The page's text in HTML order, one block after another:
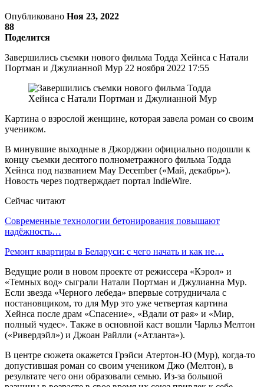
Опубликовано Ноя 23, 2022
88
Поделится
Завершились съемки нового фильма Тодда Хейнса с Натали
Портман и Джулианной Мур 22 ноября 2022 17:55
Картина о взрослой женщине, которая завела роман со своим
учеником.
В минувшие выходные в Джорджии официально подошли к
концу съемки десятого полнометражного фильма Тодда
Хейнса под названием May December («Май, декабрь»).
Новость через подтверждает портал IndieWire.
Сейчас читают
Современные технологии бетонирования повышают
надёжность…
Ремонт квартиры в Беларуси: с чего начать и как не…
Ведущие роли в новом проекте от режиссера «Кэрол» и
«Темных вод» сыграли Натали Портман и Джулианна Мур.
Если звезда «Черного лебеда» впервые сотрудничала с
постановщиком, то для Мур это уже четвертая картина
Хейнса после драм «Спасение», «Вдали от рая» и «Мир,
полный чудес». Также в основной каст вошли Чарльз Мелтон
(«Ривердэйл») и Джоан Райлли («Атланта»).
В центре сюжета окажется Грэйси Атертон-Ю (Мур), когда-то
допустившая роман со своим учеником Джо (Мелтон), в
результате чего они образовали семью. Из-за большой